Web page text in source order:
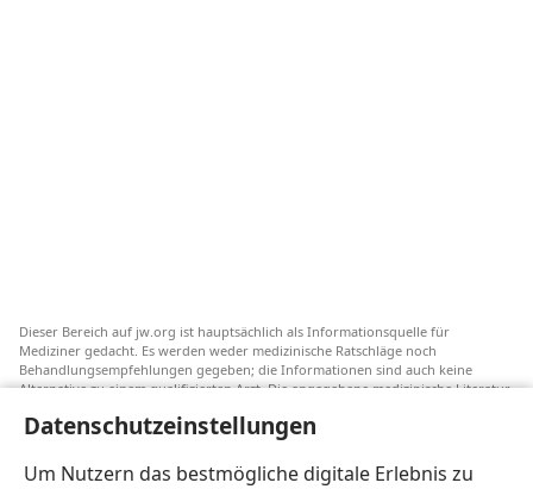
Datenschutzeinstellungen
Um Nutzern das bestmögliche digitale Erlebnis zu
Dieser Bereich auf jw.org ist hauptsächlich als Informationsquelle für
Mediziner gedacht. Es werden weder medizinische Ratschläge noch
Behandlungsempfehlungen gegeben; die Informationen sind auch keine
Alternative zu einem qualifizierten Arzt. Die angegebene medizinische Literatur
Transfusionsalternativen hin, die in Erwägung gezogen werden können. Jeder
Mediziner steht selbst in der Pflicht, seinen Informationsstand aktuell zu
halten, verschiedene Behandlungsmethoden abzuwägen und Patienten dabei
zu helfen, eine Behandlung entsprechend ihrer Gesundheit und gemäß ihren